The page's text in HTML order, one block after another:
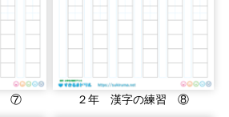
⑦ ２年 漢字の練習 ⑧